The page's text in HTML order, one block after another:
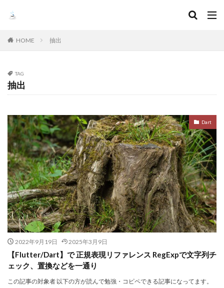
HOME 抽出
TAG
抽出
Dart
2022年9月19日 2025年3月9日
【Flutter/Dart】で 正規表現リファレンス RegExpで文字列チ
ェック、置換などを一通り
この記事の対象者 以下の方が読んで勉強・コピペできる記事になってます。